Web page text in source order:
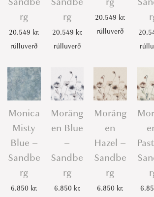
rg
20.549 kr.
rúlluverð
rg
20.549 kr.
rúlluverð
20.549 kr.
rúlluverð
Monica
Misty
Blue –
Sandbe
rg
6.850 kr.
Moräng
en Blue
–
Sandbe
rg
6.850 kr.
Moräng
en
Hazel –
Sandbe
rg
6.850 kr.